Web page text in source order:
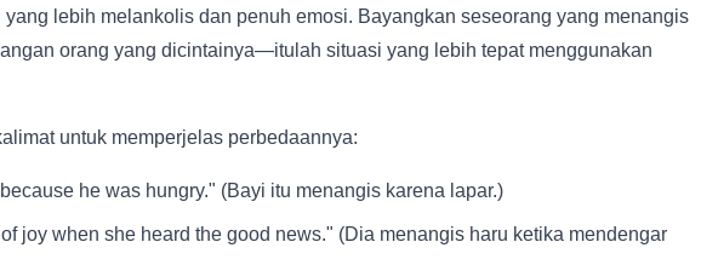
lebih melankolis dan penuh emosi. Bayangkan seseorang yang menangis
orang yang dicintainya—itulah situasi yang lebih tepat menggunakan
untuk memperjelas perbedaannya:
he was hungry." (Bayi itu menangis karena lapar.)
joy when she heard the good news." (Dia menangis haru ketika mendengar